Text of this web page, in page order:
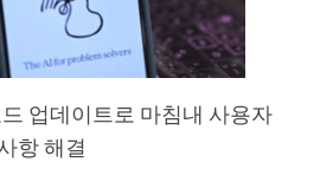
업데이트로 마침내 사용자
항 해결